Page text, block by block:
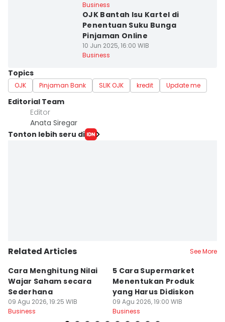
Business
OJK Bantah Isu Kartel di
Penentuan Suku Bunga
Pinjaman Online
10 Jun 2025, 16:00 WIB
Business
Topics
OJK Pinjaman Bank SLIK OJK kredit Update me
Editorial Team
Editor
Anata Siregar
Tonton lebih seru di
Related Articles See More
Cara Menghitung Nilai
Wajar Saham secara
Sederhana
09 Agu 2026, 19:25 WIB
Business
5 Cara Supermarket
Menentukan Produk
yang Harus Didiskon
09 Agu 2026, 19:00 WIB
Business